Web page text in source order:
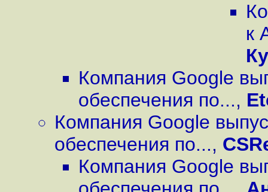
к
Компания Google
обеспечения по...,
Компания Google
обеспечения по...,
Компания Google